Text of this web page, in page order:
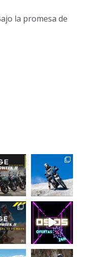
la promesa de